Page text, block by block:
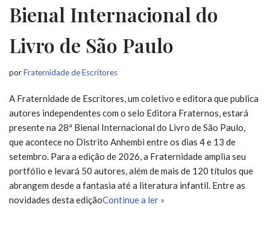
Bienal Internacional do
Livro de São Paulo
porFraternidade de Escritores
A Fraternidade de Escritores, um coletivo e editora que publica
autores independentes com o selo Editora Fraternos, estará
presente na 28ª Bienal Internacional do Livro de São Paulo,
que acontece no Distrito Anhembi entre os dias 4 e 13 de
setembro. Para a edição de 2026, a Fraternidade amplia seu
portfólio e levará 50 autores, além de mais de 120 títulos que
abrangem desde a fantasia até a literatura infantil. Entre as
novidades desta ediçãoContinue a ler »